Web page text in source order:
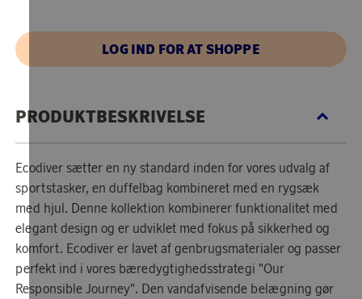
LOG IND FOR AT SHOPPE
PRODUKTBESKRIVELSE
Ecodiver sætter en ny standard inden for vores udvalg af
sportstasker, en duffelbag kombineret med en rygsæk
med hjul. Denne kollektion kombinerer funktionalitet med
elegant design og er udviklet med fokus på sikkerhed og
komfort. Ecodiver er lavet af genbrugsmaterialer og passer
perfekt ind i vores bæredygtighedsstrategi "Our
Responsible Journey". Den vandafvisende belægning gør